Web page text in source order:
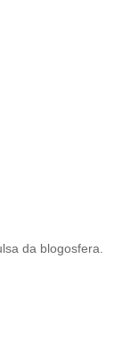
da blogosfera.